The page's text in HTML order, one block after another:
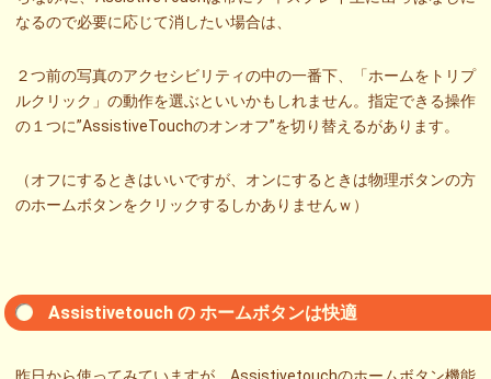
なるので必要に応じて消したい場合は、
２つ前の写真のアクセシビリティの中の一番下、「ホームをトリプ
ルクリック」の動作を選ぶといいかもしれません。指定できる操作
の１つに”AssistiveTouchのオンオフ”を切り替えるがあります。
（オフにするときはいいですが、オンにするときは物理ボタンの方
のホームボタンをクリックするしかありませんｗ）
Assistivetouch の ホームボタンは快適
昨日から使ってみていますが、Assistivetouchのホームボタン機能